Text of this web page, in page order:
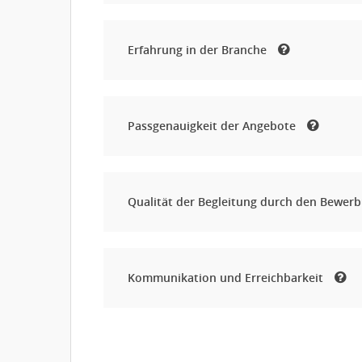
Erfahrung in der Branche
Passgenauigkeit der Angebote
Qualität der Begleitung durch den
Kommunikation und Erreichbarkeit